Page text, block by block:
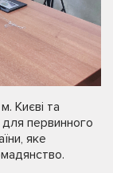
Києві та
для первинного
яке